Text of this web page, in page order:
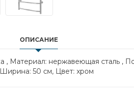
ОПИСАНИЕ
, Материал: нержавеющая сталь ,
50 см, Цвет: хром